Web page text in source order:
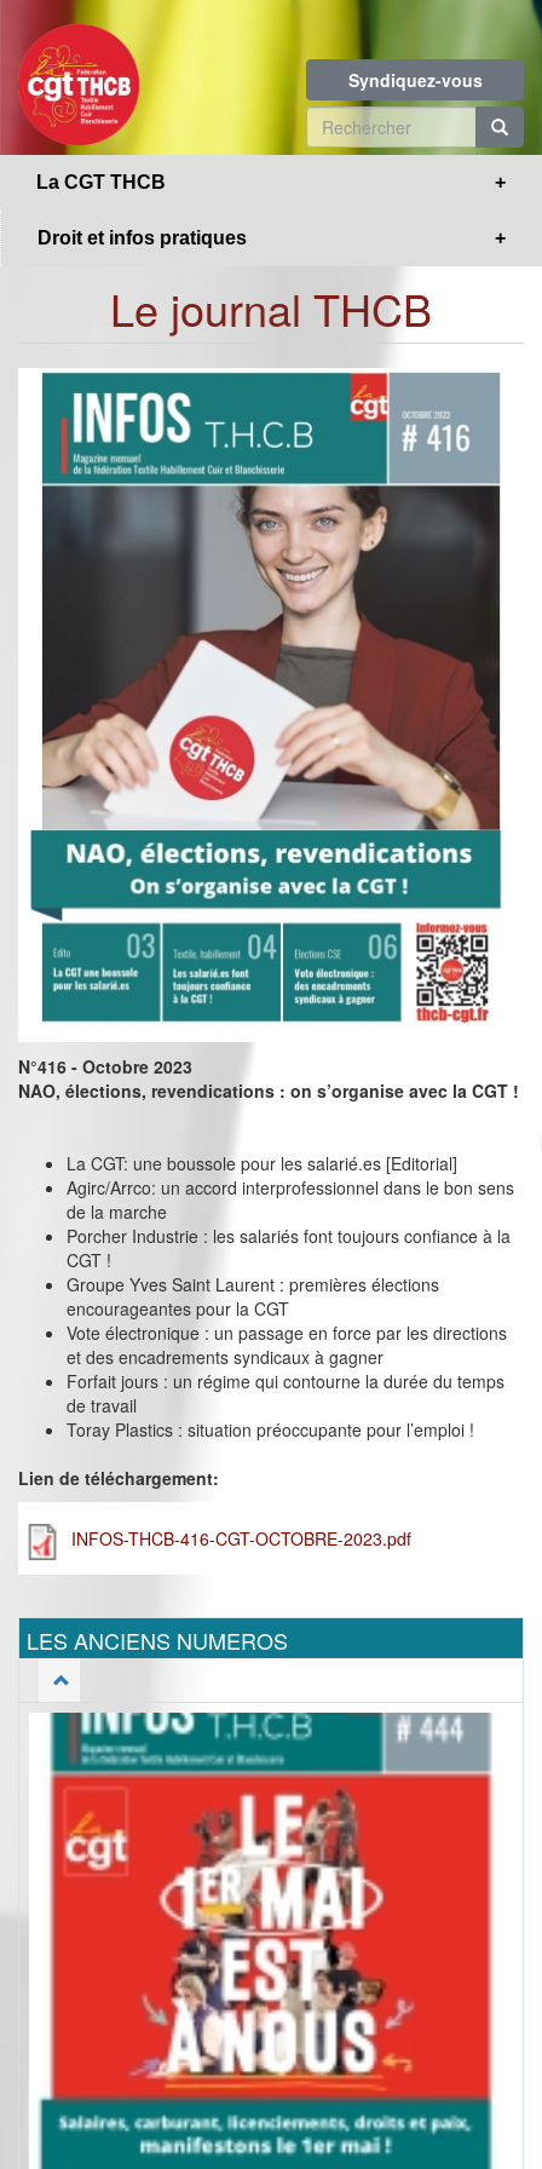
contenu
principal
Syndiquez-vous
Formulaire
de
La CGT THCB
Droit et infos pratiques
Le journal THCB
N°416 - Octobre 2023
NAO, élections, revendications : on s’organise avec la CGT !
La CGT: une boussole pour les salarié.es [Editorial]
Agirc/Arrco: un accord interprofessionnel dans le bon sens
de la marche
Porcher Industrie : les salariés font toujours confiance à la
CGT !
Groupe Yves Saint Laurent : premières élections
encourageantes pour la CGT
Vote électronique : un passage en force par les directions
et des encadrements syndicaux à gagner
Forfait jours : un régime qui contourne la durée du temps
de travail
Toray Plastics : situation préoccupante pour l’emploi !
Lien de téléchargement:
INFOS-THCB-416-CGT-OCTOBRE-2023.pdf
LES ANCIENS NUMEROS